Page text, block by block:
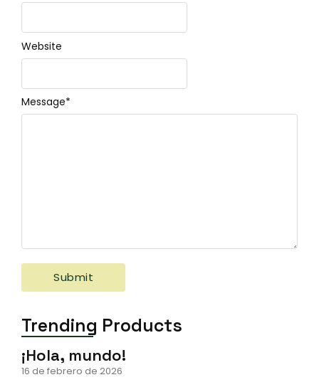
Message*
Website
Trending Products
¡Hola, mundo!
16 de febrero de 2026